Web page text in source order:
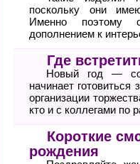
поскольку они
Именно поэтому
дополнением к
Где
Новый год —
начинает готовиться
организации
кто и с коллегами по
Короткие
рождения